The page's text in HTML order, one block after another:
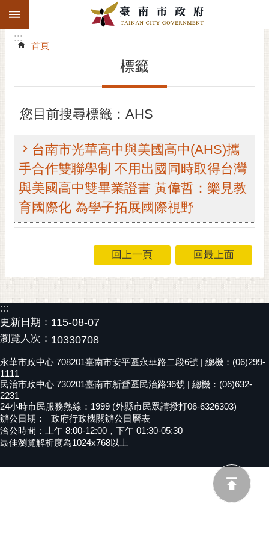
跳到主要內容區塊
搜
階
精彩府城
市府團隊
主題服務
市政資訊
黃
偉
螢
花
泉
桐
花
祭
:::
:::
首頁
標籤
您目前搜尋標籤：AHS
台南市光華高中與美國高中(AHS)攜
手合作雙聯學制 不用出國同時取得台灣
與美國高中雙畢業證書 黃偉哲：樂見教
育國際化 為學子拓展國際視野
回上一頁 回最上面
:::
更新日期： 115-08-07
瀏覽人次： 10330708
永華市政中心 708201臺南市安平區永華路二段6號 | 總機：(06)299-
1111
民治市政中心 730201臺南市新營區民治路36號 | 總機：(06)632-
2231
24小時市民服務熱線：1999 (外縣市民眾請撥打06-6326303)
辦公日期：
政府行政機關辦公日曆表
洽公時間：上午 8:00-12:00，下午 01:30-05:30
最佳瀏覽解析度為1024x768以上